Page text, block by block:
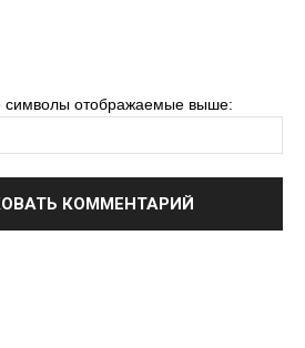
символы отображаемые выше: